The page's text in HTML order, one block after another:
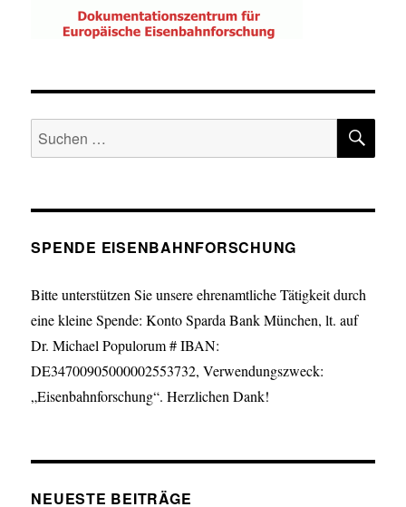
Suche
nach:
SPENDE EISENBAHNFORSCHUNG
Bitte unterstützen Sie unsere ehrenamtliche Tätigkeit durch
eine kleine Spende: Konto Sparda Bank München, lt. auf
Dr. Michael Populorum # IBAN:
DE34700905000002553732, Verwendungszweck:
„Eisenbahnforschung“. Herzlichen Dank!
NEUESTE BEITRÄGE